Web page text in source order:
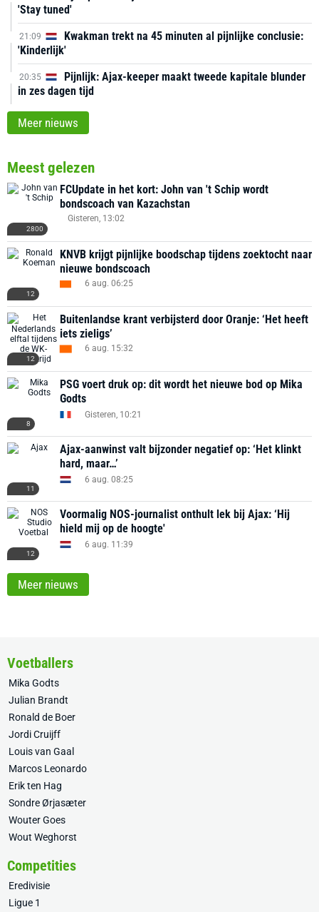
'Stay tuned'
21:09
Kwakman trekt na 45 minuten al pijnlijke conclusie:
'Kinderlijk'
20:35
Pijnlijk: Ajax-keeper maakt tweede kapitale blunder
in zes dagen tijd
Meer nieuws
Meest gelezen
2800
FCUpdate in het kort: John van 't Schip wordt
bondscoach van Kazachstan
Gisteren, 13:02
12
KNVB krijgt pijnlijke boodschap tijdens zoektocht naar
nieuwe bondscoach
6 aug. 06:25
12
Buitenlandse krant verbijsterd door Oranje: ‘Het heeft
iets zieligs’
6 aug. 15:32
8
PSG voert druk op: dit wordt het nieuwe bod op Mika
Godts
Gisteren, 10:21
11
Ajax-aanwinst valt bijzonder negatief op: ‘Het klinkt
hard, maar…’
6 aug. 08:25
12
Voormalig NOS-journalist onthult lek bij Ajax: ‘Hij
hield mij op de hoogte'
6 aug. 11:39
Meer nieuws
Voetballers
Mika Godts
Julian Brandt
Ronald de Boer
Jordi Cruijff
Louis van Gaal
Marcos Leonardo
Erik ten Hag
Sondre Ørjasæter
Wouter Goes
Wout Weghorst
Competities
Eredivisie
Ligue 1